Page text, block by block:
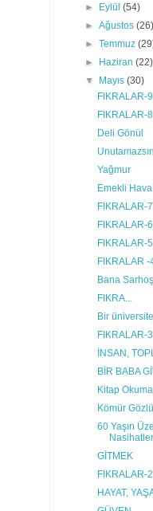
►
Eylül(54)
►Ağustos(26)
►Temmuz
►
Haziran(22)
▼
Mayıs(30)
FIKRALAR-
FIKRALAR-
Deli Gönül
Unutamazsın
Yağmur
Emekli Hava
FIKRALAR-
FIKRALAR-
FIKRALAR-
FIKRALAR -
Bana Sarhoş
FIKRA...
Bir
FIKRALAR-
İNSAN,
BİR BABA
Kitap
Kömür
60 Yaşın
GİTMEK
FIKRALAR-
HAYAT,